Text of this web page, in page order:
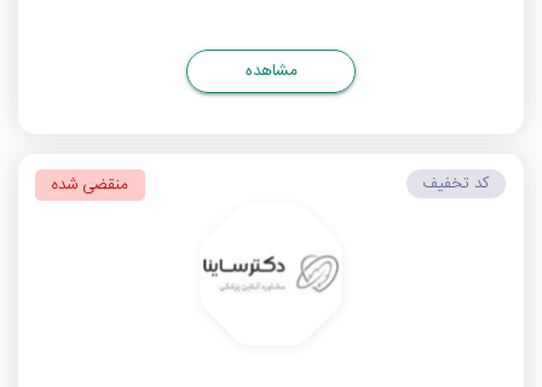
مشاهده
کد تخفیف منقضی شده